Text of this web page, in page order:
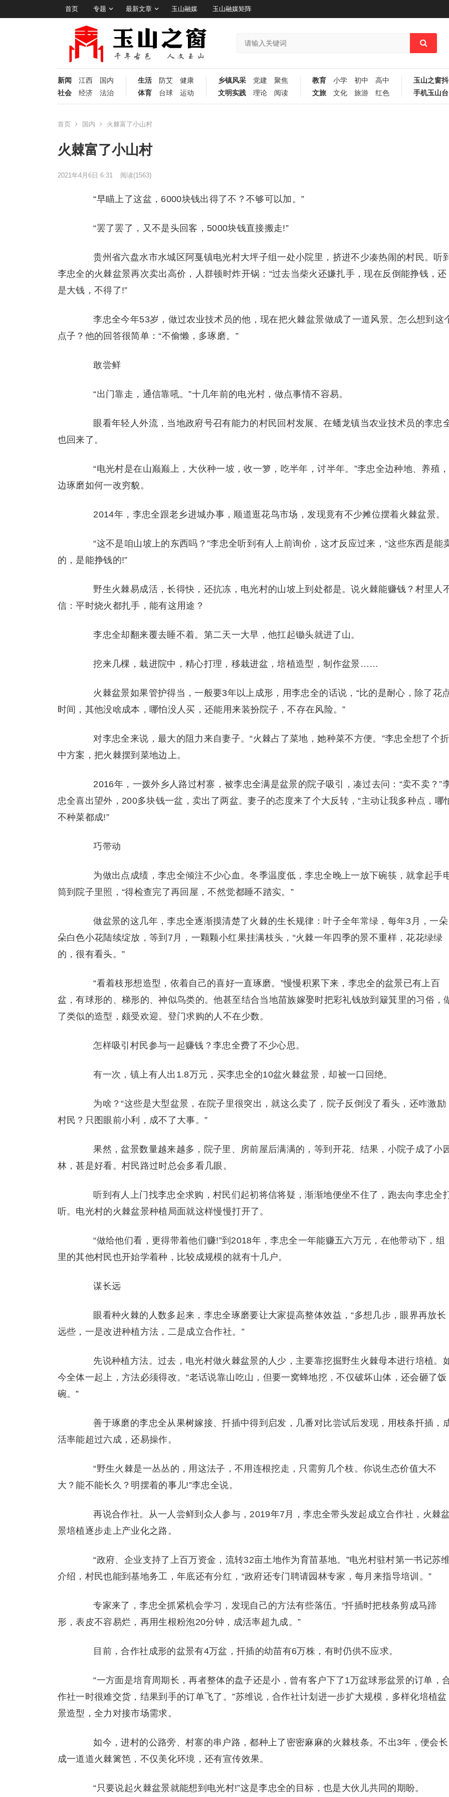
首页 专题 最新文章 玉山融媒 玉山融媒矩阵
新闻 江西
国内
社会
经济 法治
生活 防艾
健康
体育
台球 运动
乡镇风采 党建
聚焦
文明实践
理论 阅读
教育 小学 初中
高中
文旅
文化 旅游 红色
玉山之窗
手机玉山台
首页 国内 火棘富了小山村
火棘富了小山村
2021年4月6日 6:31 阅读(1563)
“早瞄上了这盆，6000块钱出得了不？不够可以加。”
“罢了罢了，又不是头回客，5000块钱直接搬走!”
贵州省六盘水市水城区阿戛镇电光村大坪子组一处小院里，挤进不少凑热闹的村民。听
李忠全的火棘盆景再次卖出高价，人群顿时炸开锅：“过去当柴火还嫌扎手，现在反倒能挣钱，还
是大钱，不得了!”
李忠全今年53岁，做过农业技术员的他，现在把火棘盆景做成了一道风景。怎么想到这
点子？他的回答很简单：“不偷懒，多琢磨。”
敢尝鲜
“出门靠走，通信靠吼。”十几年前的电光村，做点事情不容易。
眼看年轻人外流，当地政府号召有能力的村民回村发展。在蟠龙镇当农业技术员的李忠
也回来了。
“电光村是在山巅巅上，大伙种一坡，收一箩，吃半年，讨半年。”李忠全边种地、养殖，
边琢磨如何一改穷貌。
2014年，李忠全跟老乡进城办事，顺道逛花鸟市场，发现竟有不少摊位摆着火棘盆景。
“这不是咱山坡上的东西吗？”李忠全听到有人上前询价，这才反应过来，“这些东西是能
的，是能挣钱的!”
野生火棘易成活，长得快，还抗冻，电光村的山坡上到处都是。说火棘能赚钱？村里人
信：平时烧火都扎手，能有这用途？
李忠全却翻来覆去睡不着。第二天一大早，他扛起锄头就进了山。
挖来几棵，栽进院中，精心打理，移栽进盆，培植造型，制作盆景……
火棘盆景如果管护得当，一般要3年以上成形，用李忠全的话说，“比的是耐心，除了花
时间，其他没啥成本，哪怕没人买，还能用来装扮院子，不存在风险。”
对李忠全来说，最大的阻力来自妻子。“火棘占了菜地，她种菜不方便。”李忠全想了个折
中方案，把火棘摆到菜地边上。
2016年，一拨外乡人路过村寨，被李忠全满是盆景的院子吸引，凑过去问：“卖不卖？”
忠全喜出望外，200多块钱一盆，卖出了两盆。妻子的态度来了个大反转，“主动让我多种点，哪
不种菜都成!”
巧带动
为做出点成绩，李忠全倾注不少心血。冬季温度低，李忠全晚上一放下碗筷，就拿起手
筒到院子里照，“得检查完了再回屋，不然觉都睡不踏实。”
做盆景的这几年，李忠全逐渐摸清楚了火棘的生长规律：叶子全年常绿，每年3月，一朵
朵白色小花陆续绽放，等到7月，一颗颗小红果挂满枝头，“火棘一年四季的景不重样，花花绿绿
的，很有看头。”
“看着枝形想造型，依着自己的喜好一直琢磨。”慢慢积累下来，李忠全的盆景已有上百
盆，有球形的、梯形的、神似鸟类的。他甚至结合当地苗族嫁娶时把彩礼钱放到簸箕里的习俗，
了类似的造型，颇受欢迎。登门求购的人不在少数。
怎样吸引村民参与一起赚钱？李忠全费了不少心思。
有一次，镇上有人出1.8万元，买李忠全的10盆火棘盆景，却被一口回绝。
为啥？“这些是大型盆景，在院子里很突出，就这么卖了，院子反倒没了看头，还咋激励
村民？只图眼前小利，成不了大事。”
果然，盆景数量越来越多，院子里、房前屋后满满的，等到开花、结果，小院子成了小
林，甚是好看。村民路过时总会多看几眼。
听到有人上门找李忠全求购，村民们起初将信将疑，渐渐地便坐不住了，跑去向李忠全
听。电光村的火棘盆景种植局面就这样慢慢打开了。
“做给他们看，更得带着他们赚!”到2018年，李忠全一年能赚五六万元，在他带动下，组
里的其他村民也开始学着种，比较成规模的就有十几户。
谋长远
眼看种火棘的人数多起来，李忠全琢磨要让大家提高整体效益，“多想几步，眼界再放长
远些，一是改进种植方法，二是成立合作社。”
先说种植方法。过去，电光村做火棘盆景的人少，主要靠挖掘野生火棘母本进行培植。
今全体一起上，方法必须得改。“老话说靠山吃山，但要一窝蜂地挖，不仅破坏山体，还会砸了饭
碗。”
善于琢磨的李忠全从果树嫁接、扦插中得到启发，几番对比尝试后发现，用枝条扦插，
活率能超过六成，还易操作。
“野生火棘是一丛丛的，用这法子，不用连根挖走，只需剪几个枝。你说生态价值大不
大？能不能长久？明摆着的事儿!”李忠全说。
再说合作社。从一人尝鲜到众人参与，2019年7月，李忠全带头发起成立合作社，火棘
景培植逐步走上产业化之路。
“政府、企业支持了上百万资金，流转32亩土地作为育苗基地。”电光村驻村第一书记苏
介绍，村民也能到基地务工，年底还有分红，“政府还专门聘请园林专家，每月来指导培训。”
专家来了，李忠全抓紧机会学习，发现自己的方法有些落伍。“扦插时把枝条剪成马蹄
形，表皮不容易烂，再用生根粉泡20分钟，成活率超九成。”
目前，合作社成形的盆景有4万盆，扦插的幼苗有6万株，有时仍供不应求。
“一方面是培育周期长，再者整体的盘子还是小，曾有客户下了1万盆球形盆景的订单，
作社一时很难交货，结果到手的订单飞了。”苏维说，合作社计划进一步扩大规模，多样化培植盆
景造型，全力对接市场需求。
如今，进村的公路旁、村寨的串户路，都种上了密密麻麻的火棘枝条。不出3年，便会长
成一道道火棘篱笆，不仅美化环境，还有宣传效果。
“只要说起火棘盆景就能想到电光村!”这是李忠全的目标，也是大伙儿共同的期盼。